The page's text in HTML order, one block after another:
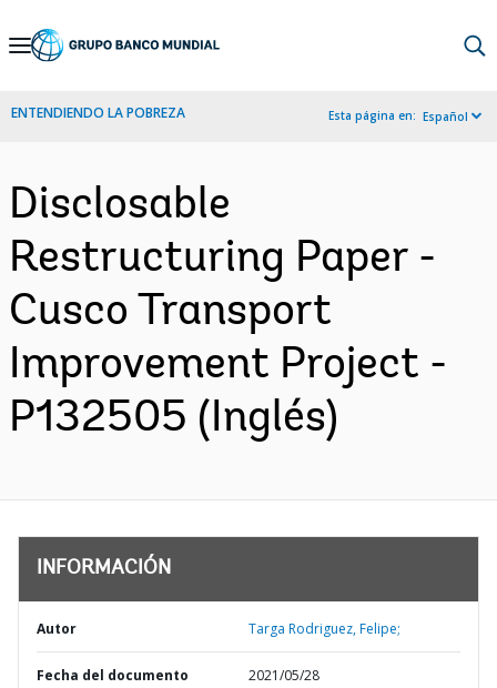
Skip
Navigation
ENTENDIENDO LA POBREZA Esta página en: Español
Disclosable
Restructuring Paper -
Cusco Transport
Improvement Project -
P132505 (Inglés)
INFORMACIÓN
Autor Targa Rodriguez, Felipe;
Fecha del documento 2021/05/28